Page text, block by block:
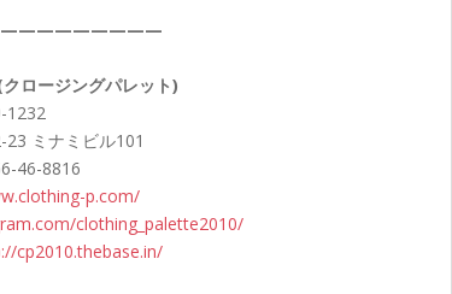
ロージングパレット)
1232
ミナミビル101
46-8816
p.com/
clothing_palette2010/
cp2010.thebase.in/